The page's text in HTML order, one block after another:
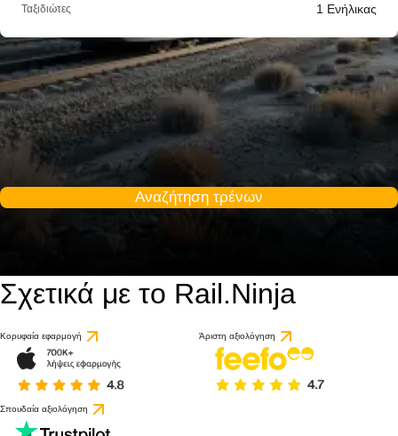
Ταξιδιώτες 1 Ενήλικας
Αναζήτηση τρένων
Σχετικά με το Rail.Ninja
Κορυφαία εφαρμογή Άριστη αξιολόγηση
Σπουδαία αξιολόγηση